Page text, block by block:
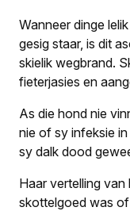
Wanneer dinge
gesig staar, is dit
skielik wegbrand.
fieterjasies en
As die hond nie
nie of sy infeksie
sy dalk dood
Haar vertelling
skottelgoed was of